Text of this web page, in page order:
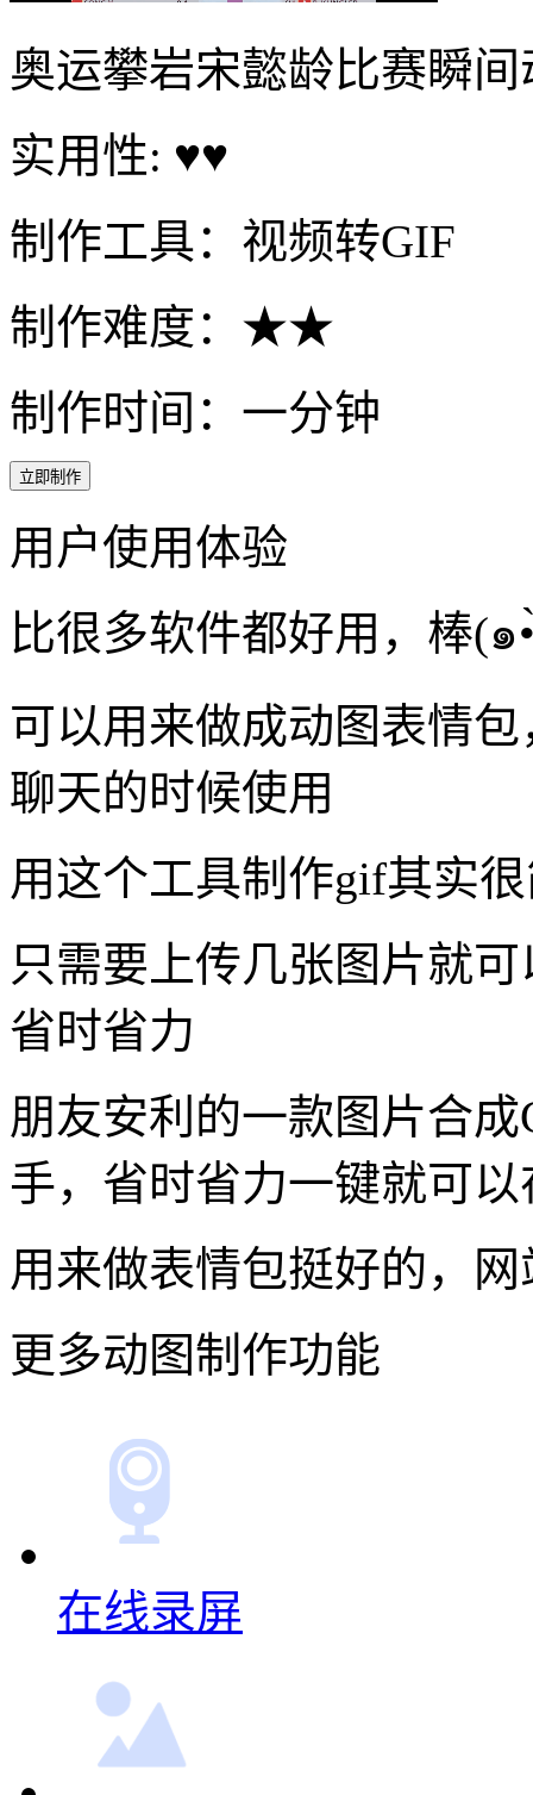
奥运攀岩宋懿龄比赛瞬
实用性: ♥♥
制作工具：视频转GIF
制作难度：★★
制作时间：一分钟
立即制作
用户使用体验
可以用来做成动图表情
聊天的时候使用
用这个工具制作gif其实
只需要上传几张图片就
省时省力
朋友安利的一款图片合
手，省时省力一键就可
用来做表情包挺好的，
更多动图制作功能
在线录屏